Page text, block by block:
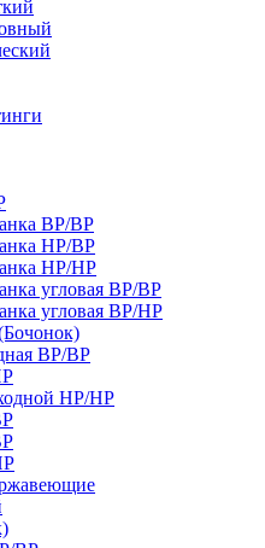
ВР/ВР
НР/ВР
НР/НР
угловая ВР/ВР
угловая ВР/НР
ВР/ВР
НР/НР